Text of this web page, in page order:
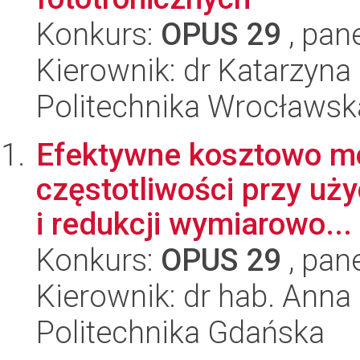
Konkurs: OPUS 29 ,
Kierownik: dr
Politechnika
Efektywne kosztowo
częstotliwości przy
i redukcji wymiarowo...
Konkurs: OPUS 29 ,
Kierownik: dr hab.
Politechnika Gdańska